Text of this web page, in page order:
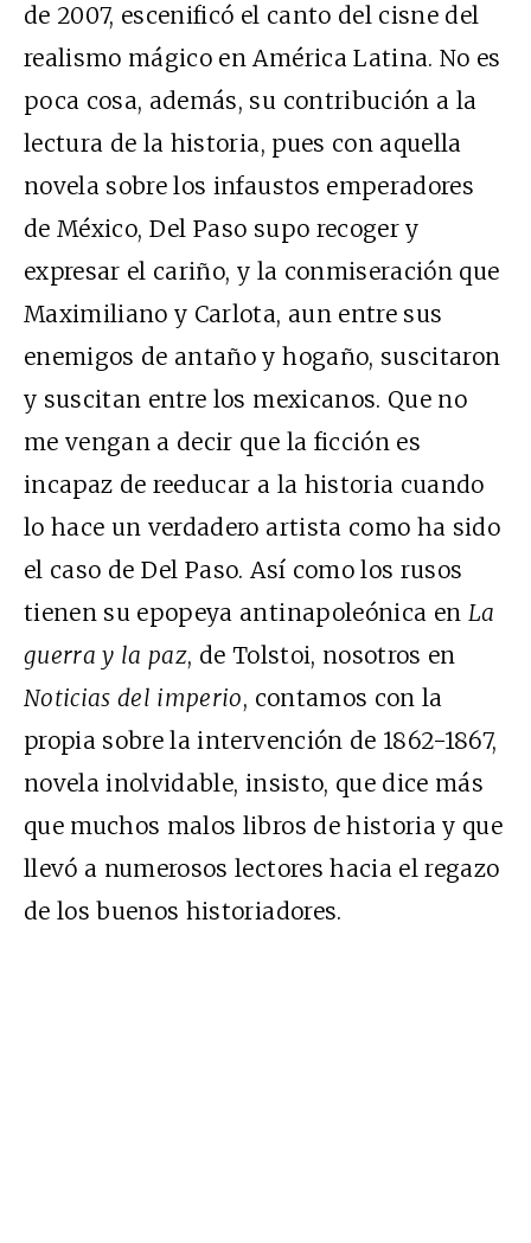
de 2007, escenificó el canto del cisne del
realismo mágico en América Latina. No es
poca cosa, además, su contribución a la
lectura de la historia, pues con aquella
novela sobre los infaustos emperadores
de México, Del Paso supo recoger y
expresar el cariño, y la conmiseración que
Maximiliano y Carlota, aun entre sus
enemigos de antaño y hogaño, suscitaron
y suscitan entre los mexicanos. Que no
me vengan a decir que la ficción es
incapaz de reeducar a la historia cuando
lo hace un verdadero artista como ha sido
el caso de Del Paso. Así como los rusos
tienen su epopeya antinapoleónica en La
guerra y la paz, de Tolstoi, nosotros en
Noticias del imperio, contamos con la
propia sobre la intervención de 1862-1867,
novela inolvidable, insisto, que dice más
que muchos malos libros de historia y que
llevó a numerosos lectores hacia el regazo
de los buenos historiadores.